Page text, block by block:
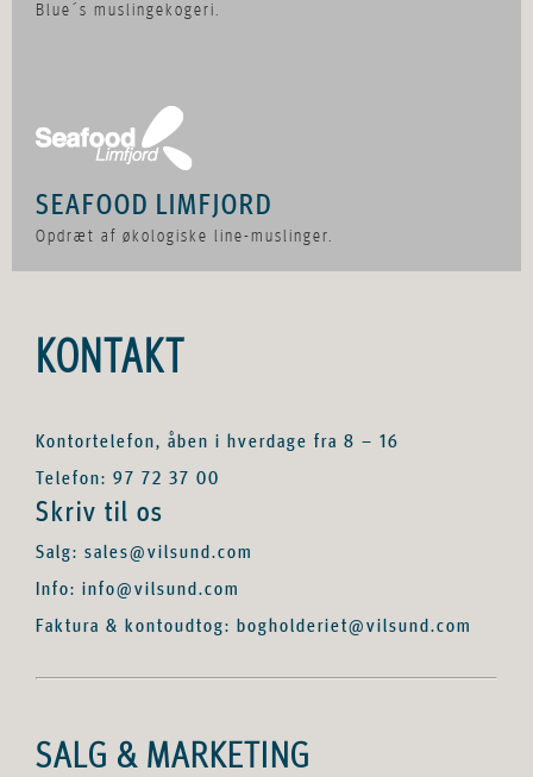
Blue´s muslingekogeri.
SEAFOOD LIMFJORD
Opdræt af økologiske line-muslinger.
KONTAKT
Kontortelefon, åben i hverdage fra 8 – 16
Telefon: 97 72 37 00
Skriv til os
Salg: sales@vilsund.com
Info: info@vilsund.com
Faktura & kontoudtog: bogholderiet@vilsund.com
SALG & MARKETING